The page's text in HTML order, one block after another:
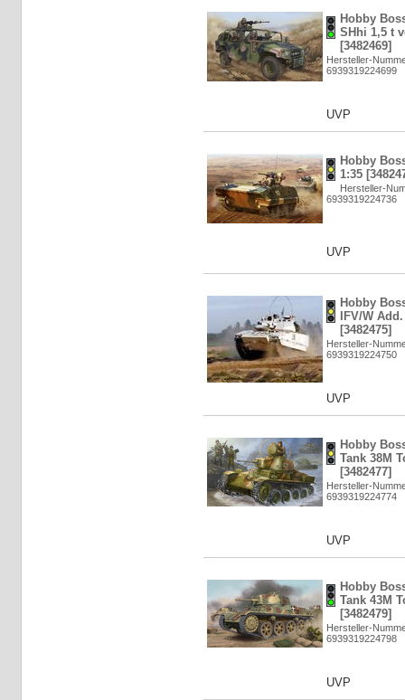
Hobby
SHhi 1,5 t
[3482469]
Hersteller-
6939319224699
UVP
Hobby
1:35
Hersteller-
6939319224736
UVP
Hobby
IFV/W
[3482475]
Hersteller-
6939319224750
UVP
Hobby
Tank 38M
[3482477]
Hersteller-
6939319224774
UVP
Hobby
Tank 43M
[3482479]
Hersteller-
6939319224798
UVP